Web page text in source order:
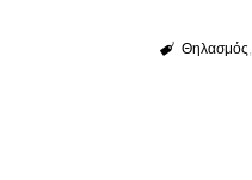
Θηλασμός